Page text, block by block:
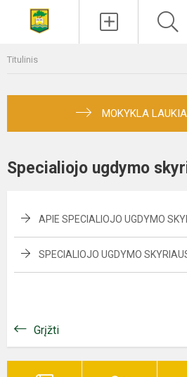
Titulinis
MOKYKLA
Specialiojo ugdymo
APIE SPECIALIOJO UGDYMO
SPECIALIOJO UGDYMO
Grįžti